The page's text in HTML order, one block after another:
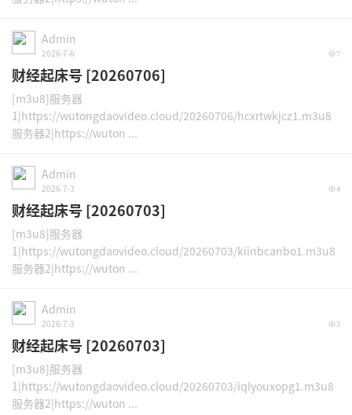
Admin
2026-7-6 7
财经起床号 [20260706]
[m3u8]服务器
1|https://wutongdaovideo.cloud/20260706/hcxrtwkjcz1.m3u8
服务器2|https://wuton ...
Admin
2026-7-3 4
财经起床号 [20260703]
[m3u8]服务器
1|https://wutongdaovideo.cloud/20260703/kiinbcanbo1.m3u8
服务器2|https://wuton ...
Admin
2026-7-3 3
财经起床号 [20260703]
[m3u8]服务器
1|https://wutongdaovideo.cloud/20260703/iqlyouxopg1.m3u8
服务器2|https://wuton ...